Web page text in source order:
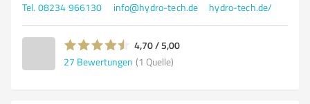
Tel. 08234 966130 info@hydro-tech.de hydro-tech.de/
4,70 / 5,00
27 Bewertungen (1 Quelle)